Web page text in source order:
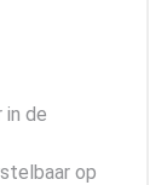
in de
op